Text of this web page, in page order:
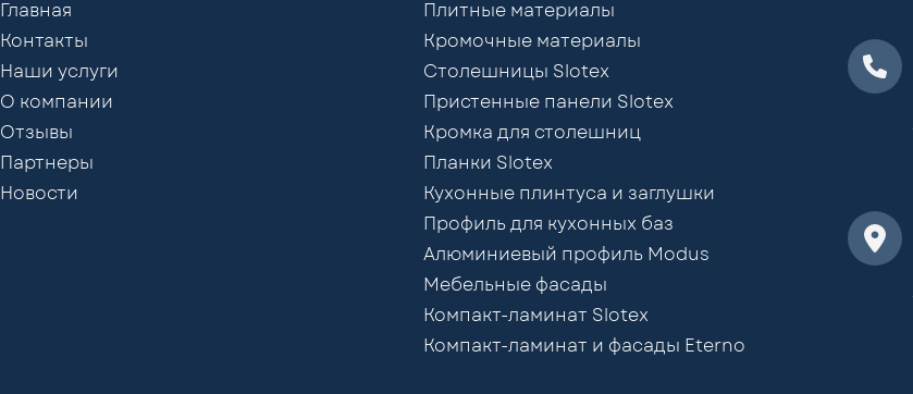
Главная
Контакты
Наши услуги
О компании
Отзывы
Партнеры
Новости
Плитные материалы
Кромочные материалы
Столешницы Slotex
Пристенные панели Slotex
Кромка для столешниц
Планки Slotex
Кухонные плинтуса и заглушки
Профиль для кухонных баз
Алюминиевый профиль Modus
Мебельные фасады
Компакт-ламинат Slotex
Компакт-ламинат и фасады Eterno